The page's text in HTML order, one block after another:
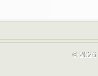
© 2026